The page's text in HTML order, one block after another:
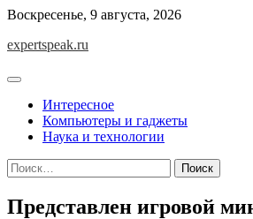
Skip
content
Воскресенье, 9 августа, 2026
expertspeak.ru
Интересное
Компьютеры и гаджеты
Наука и технологии
Найти:
Представлен игровой